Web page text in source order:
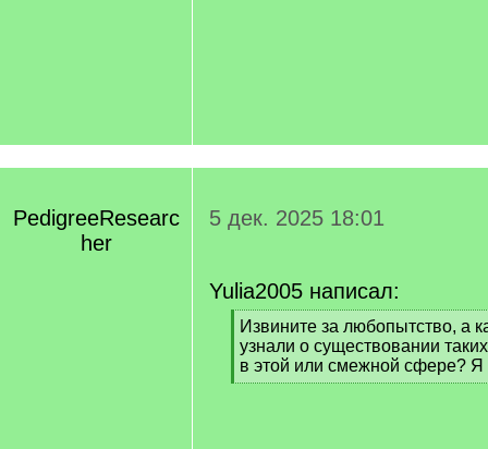
PedigreeResearc
her
5 дек. 2025 18:01
Yulia2005 написал:
[
q
]
Извините за любопытство, а
узнали о существовании
в этой или смежной сфере? Я
[